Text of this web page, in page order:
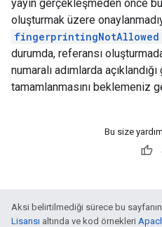
yayın gerçekleşmeden önce
oluşturmak üzere
fingerprintingNotAllowed
durumda, referansı
numaralı adımlarda açıklandığı
tamamlanmasını beklemeniz
Bu size
Aksi belirtilmediği sürece bu
Lisansı altında ve kod örnekleri